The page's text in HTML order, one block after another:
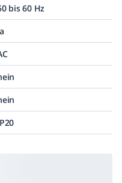
bis 60 Hz